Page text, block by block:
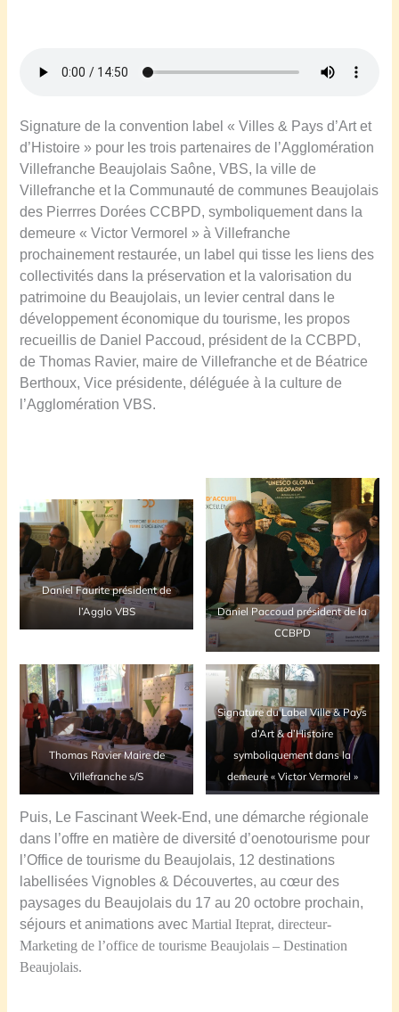
Signature de la convention label « Villes & Pays d’Art et
d’Histoire » pour les trois partenaires de l’Agglomération
Villefranche Beaujolais Saône, VBS, la ville de
Villefranche et la Communauté de communes Beaujolais
des Pierrres Dorées CCBPD, symboliquement dans la
demeure « Victor Vermorel » à Villefranche
prochainement restaurée, un label qui tisse les liens des
collectivités dans la préservation et la valorisation du
patrimoine du Beaujolais, un levier central dans le
développement économique du tourisme, les propos
recueillis de Daniel Paccoud, président de la CCBPD,
de Thomas Ravier, maire de Villefranche et de Béatrice
Berthoux, Vice présidente, déléguée à la culture de
l’Agglomération VBS.
Daniel Faurite président de
l’Agglo VBS
Daniel Paccoud président de la
CCBPD
Thomas Ravier Maire de
Villefranche s/S
Signature du Label Ville & Pays
d’Art & d’Histoire
symboliquement dans la
demeure « Victor Vermorel »
Puis, Le Fascinant Week-End, une démarche régionale
dans l’offre en matière de diversité d’oenotourisme pour
l’Office de tourisme du Beaujolais, 12 destinations
labellisées Vignobles & Découvertes, au cœur des
paysages du Beaujolais du 17 au 20 octobre prochain,
séjours et animations avecMartial Iteprat, directeur-
Marketing de l’office de tourisme Beaujolais – Destination
Beaujolais.